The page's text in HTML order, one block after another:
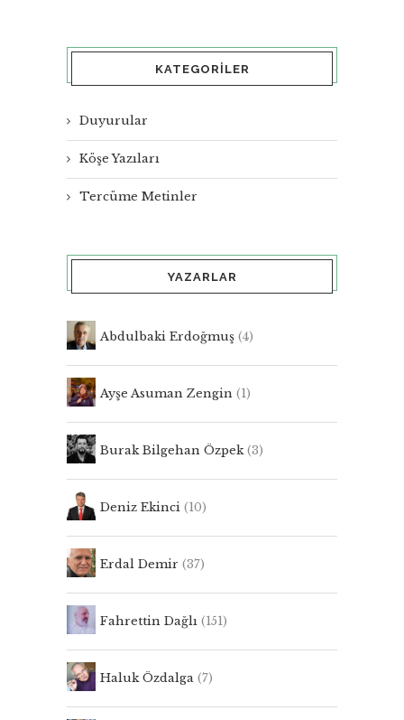
KATEGORILER
Duyurular
Köşe Yazıları
Tercüme Metinler
YAZARLAR
Abdulbaki Erdoğmuş (4)
Ayşe Asuman Zengin (1)
Burak Bilgehan Özpek(3)
Deniz Ekinci (10)
Erdal Demir (37)
Fahrettin Dağlı (151)
Haluk Özdalga (7)